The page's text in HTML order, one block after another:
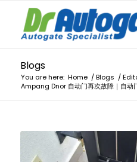
Blogs
You are here: Home / Blogs /
Ampang Dnor 自动门再次故障｜自动